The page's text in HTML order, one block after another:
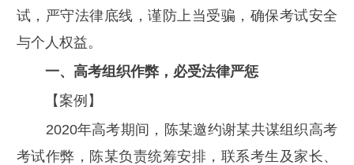
试，严守法律底线，谨防上当受骗，确保考试安全
与个人权益。
一、高考组织作弊，必受法律严惩
【案例】
2020年高考期间，陈某邀约谢某共谋组织高考
考试作弊，陈某负责统筹安排，联系考生及家长、